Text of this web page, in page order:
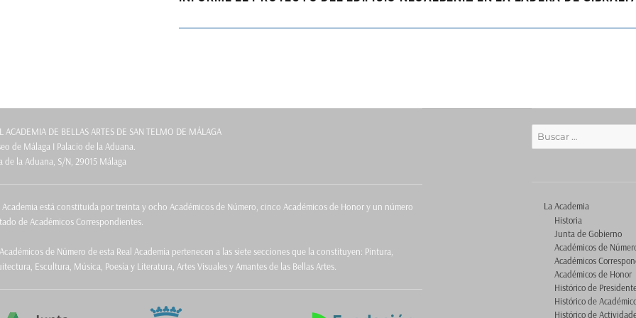
ACADEMIA DE BELLAS ARTES DE SAN TELMO DE MÁLAGA
de Málaga I Palacio de la Aduana.
de la Aduana, S/N, 29015 Málaga
Academia está constituida por treinta y ocho Académicos de Número, cinco Académicos de Honor y un número
de Académicos Correspondientes.
de Número de esta Real Academia pertenecen a las siete secciones que la constituyen: Pintura,
Escultura, Música, Poesía y Literatura, Artes Visuales y Amantes de las Bellas Artes.
Buscar
por:
La Academia
Historia
Junta de Gobierno
Académicos de
Académicos
Académicos de Honor
Histórico de
Histórico de
Histórico de